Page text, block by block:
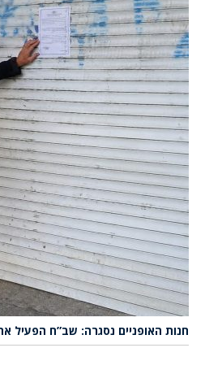
חנות האופניים נסגרה: שב”ח הפעיל